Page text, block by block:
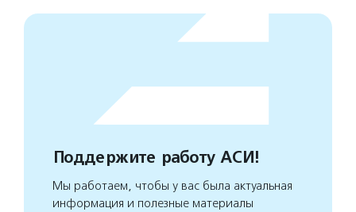
Поддержите работу АСИ!
Мы работаем, чтобы у вас была актуальная
информация и полезные материалы